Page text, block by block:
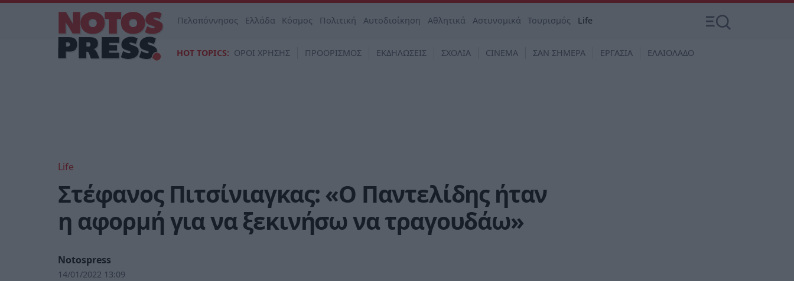
Πελοπόννησος Ελλάδα Κόσμος Πολιτική Αυτοδιοίκηση Αθλητικά Αστυνομικά Τουρισμός Life
HOT TOPICS: ΟΡΟΙ ΧΡΗΣΗΣ ΠΡΟΟΡΙΣΜΟΣ ΕΚΔΗΛΩΣΕΙΣ ΣΧΟΛΙΑ CINEMA ΣΑΝ ΣΗΜΕΡΑ ΕΡΓΑΣΙΑ ΕΛΑΙΟΛΑΔΟ
Life
Στέφανος Πιτσίνιαγκας: «Ο Παντελίδης ήταν
η αφορμή για να ξεκινήσω να τραγουδάω»
Notospress
14/01/2022 13:09